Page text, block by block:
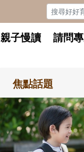
親子慢讀 請問
焦點話題
和孩子一起
懂父親的不